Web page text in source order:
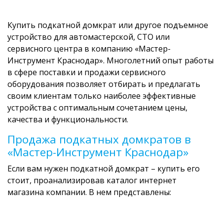
Купить подкатной домкрат или другое подъемное
устройство для автомастерской, СТО или
сервисного центра в компанию «Мастер-
Инструмент Краснодар». Многолетний опыт работы
в сфере поставки и продажи сервисного
оборудования позволяет отбирать и предлагать
своим клиентам только наиболее эффективные
устройства с оптимальным сочетанием цены,
качества и функциональности.
Продажа подкатных домкратов в
«Мастер-Инструмент Краснодар»
Если вам нужен подкатной домкрат – купить его
стоит, проанализировав каталог интернет
магазина компании. В нем представлены: